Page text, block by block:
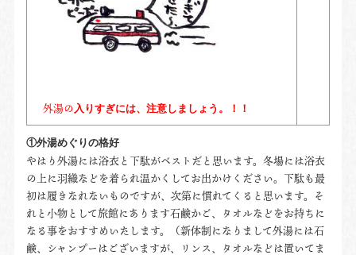
外湯の 入りすぎには、注意しましょう。！！
①外湯めぐりの格好
やはり外湯には浴衣と下駄がベストだと思います。冬場には浴衣
の上に羽織などを着られ温かくしてお出かけください。下駄も最
初は履きなれないものですが、次第に慣れてくると思います。そ
れと小物として旅館にあります石鹸かご、タオルなどをお持ちに
なる事をおすすめいたします。（新体制になりまして外湯には石
鹸、シャンプーはございますが、リンス、タオルなどは置いてま